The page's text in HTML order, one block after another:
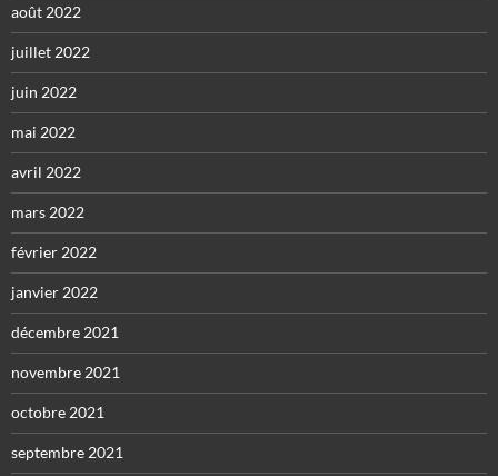
août 2022
juillet 2022
juin 2022
mai 2022
avril 2022
mars 2022
février 2022
janvier 2022
décembre 2021
novembre 2021
octobre 2021
septembre 2021